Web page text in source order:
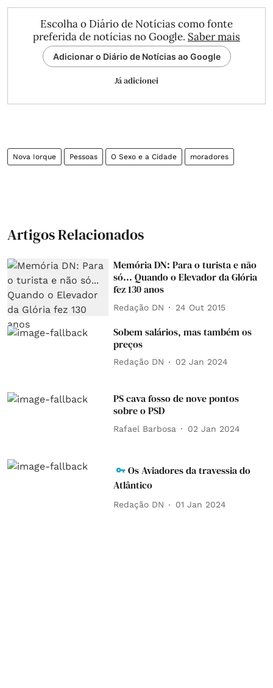
Escolha o Diário de Notícias como fonte
preferida de notícias no Google. Saber mais
Adicionar o Diário de Notícias ao Google
Já adicionei
Nova Iorque Pessoas O Sexo e a Cidade moradores
Artigos Relacionados
Memória DN: Para o turista e não
só... Quando o Elevador da Glória
fez 130 anos
Redação DN 24 Out 2015
Sobem salários, mas também os
preços
Redação DN 02 Jan 2024
PS cava fosso de nove pontos
sobre o PSD
Rafael Barbosa 02 Jan 2024
Os Aviadores da travessia do
Atlântico
Redação DN 01 Jan 2024